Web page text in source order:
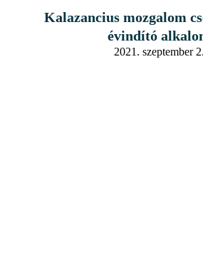
Kalazancius mozgalom
évindító
2021. szeptember 2.